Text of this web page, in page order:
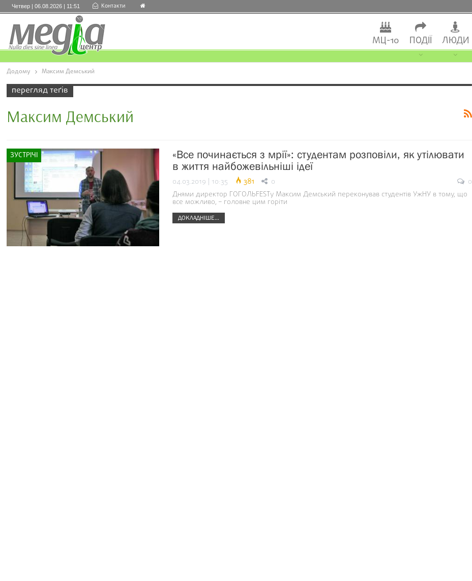
Четвер | 06.08.2026 | 11:51 Контакти
МЦ-10 ПОДІЇ ЛЮДИ
Додому Максим Демський
перегляд теґів
Максим Демський
ЗУСТРІЧІ
«Все починається з мрії»: студентам розповіли, як утілювати
в життя найбожевільніші ідеї
04.03.2019 | 10:35 381 0
0
Днями директор ГОГОЛЬFESTу Максим Демський переконував студентів УжНУ в тому, що
все можливо, – головне цим горіти
ДОКЛАДНІШЕ...